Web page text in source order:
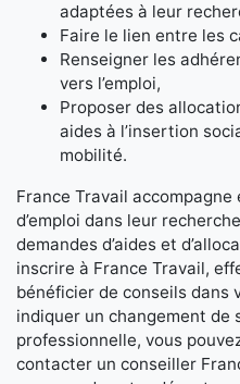
adaptées à leur
Faire le lien entre les
Renseigner les
vers l’emploi,
Proposer des
aides à l’insertion
mobilité.
France Travail
d’emploi dans leur
demandes d’aides et
inscrire à France Travail,
bénéficier de conseils dans
indiquer un changement de
professionnelle, vous
contacter un conseiller